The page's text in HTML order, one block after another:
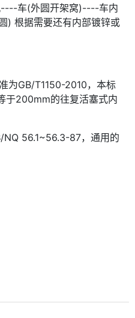
车(外圆开架窝)----车内
根据需要还有内部镀锌或
为GB/T1150-2010，本标
于200mm的往复活塞式内
56.1~56.3-87，通用的